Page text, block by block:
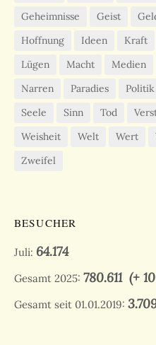
Geheimnisse
Geist
Hoffnung
Ideen Kraft
Lügen
Macht Medien
Narren
Paradies Politik
Seele
Sinn Tod
Weisheit
Welt Wert
Zweifel
BESUCHER
Juli: 64.174
Gesamt 2025: 780.611(+
Gesamt seit 01.01.2019: